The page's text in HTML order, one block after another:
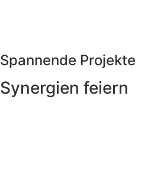
Spannende Projekte
Synergien feiern